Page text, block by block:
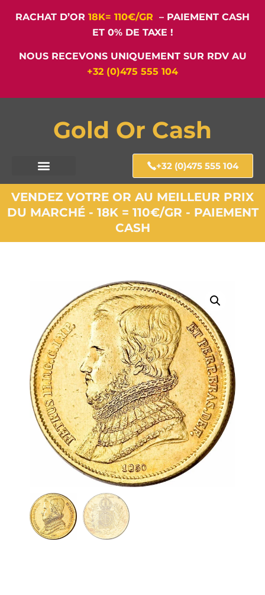
RACHAT D’OR 18K= 110€/GR – PAIEMENT CASH
ET 0% DE TAXE !
NOUS RECEVONS UNIQUEMENT SUR RDV AU
+32 (0)475 555 104
Gold Or Cash
+32 (0)475 555 104
VENDEZ VOTRE OR AU MEILLEUR PRIX
DU MARCHÉ - 18K = 110€/GR - PAIEMENT
CASH